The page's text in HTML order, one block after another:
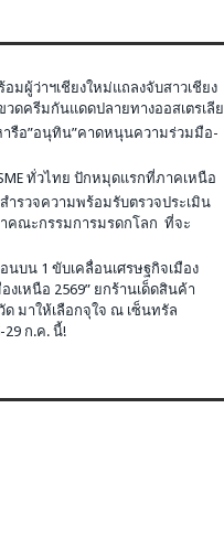
มผู้ว่าฯเชียงใหม่แถลงจับสาวเชียง
วดครีมกันแดดปลายทางออสเตรเลีย
ารือ”อนุทิน”คาดหนุนความร่วมมือ-
ทั่วไทย ปักหมุดแรกที่ภาคเหนือ
ำรวจความพร้อมรับตรวจประเมิน
คณะกรรมการมรดกโลก ที่จะ
บน 1 ขับเคลื่อนเศรษฐกิจเมือง
งเหนือ 2569” ยกร้านเด็ดสินค้า
ด มาให้เลือกจุใจ ณ เซ็นทรัล
29 ก.ค. นี้!